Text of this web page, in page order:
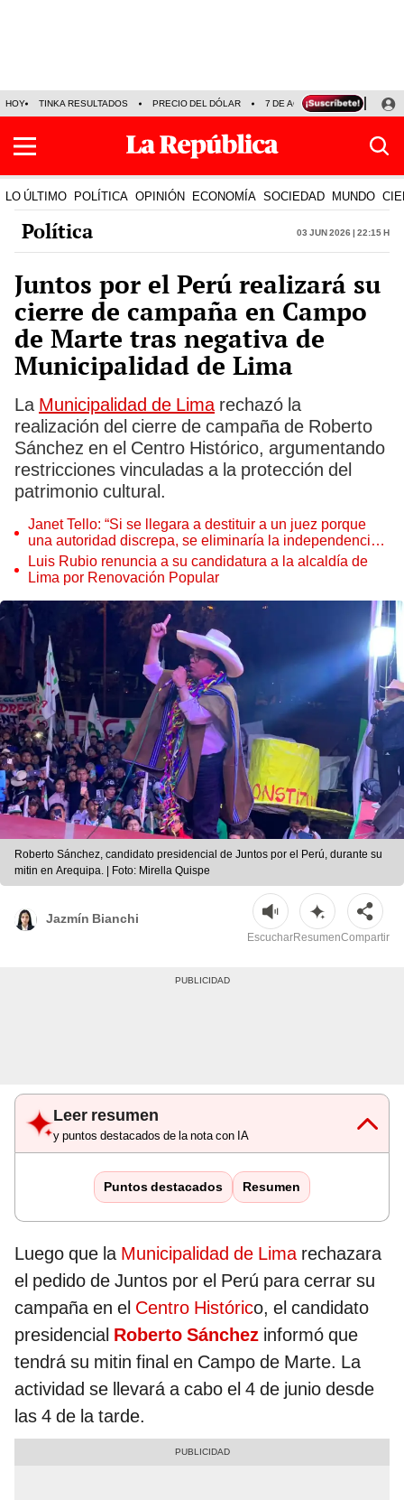
HOY TINKA RESULTADOS PRECIO DEL DÓLAR 7 DE AGOSTO OLLANTA
LO ÚLTIMO POLÍTICA OPINIÓN ECONOMÍA SOCIEDAD MUNDO
Política 03 Jun 2026 | 22:15 h
Juntos por el Perú realizará su
cierre de campaña en Campo
de Marte tras negativa de
Municipalidad de Lima
La Municipalidad de Limarechazó la
realización del cierre de campaña de Roberto
Sánchez en el Centro Histórico, argumentando
restricciones vinculadas a la protección del
patrimonio cultural.
Janet Tello: “Si se llegara a destituir a un juez porque
una autoridad discrepa, se eliminaría la independencia
judicial”
Luis Rubio renuncia a su candidatura a la alcaldía de
Lima por Renovación Popular
Roberto Sánchez, candidato presidencial de Juntos por el Perú, durante su
mitin en Arequipa. | Foto: Mirella Quispe
Jazmín Bianchi
EscucharResumenCompartir
Leer resumen
y puntos destacados de la nota con IA
Puntos destacados Resumen
Luego que la Municipalidad de Limarechazara
el pedido de Juntos por el Perú para cerrar su
campaña en el Centro Histórico, el candidato
presidencial Roberto Sánchez informó que
tendrá su mitin final en Campo de Marte. La
actividad se llevará a cabo el 4 de junio desde
las 4 de la tarde.